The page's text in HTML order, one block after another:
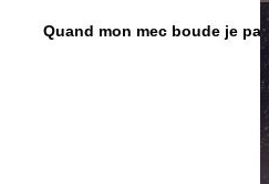
Quand mon mec boude je